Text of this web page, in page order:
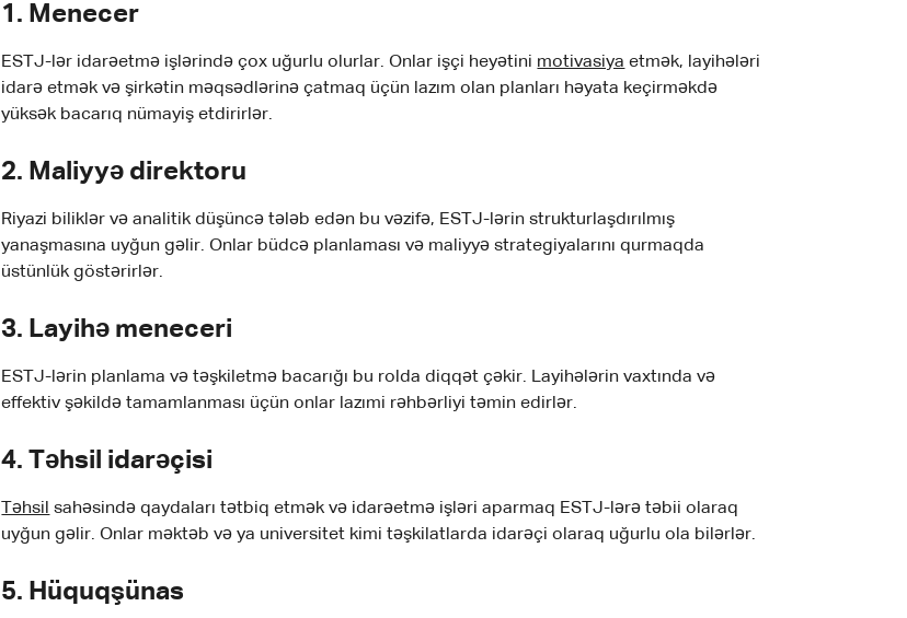
1. Menecer
ESTJ-lər idarəetmə işlərində çox uğurlu olurlar. Onlar işçi heyətini motivasiya etmək, layihələri
idarə etmək və şirkətin məqsədlərinə çatmaq üçün lazım olan planları həyata keçirməkdə
yüksək bacarıq nümayiş etdirirlər.
2. Maliyyə direktoru
Riyazi biliklər və analitik düşüncə tələb edən bu vəzifə, ESTJ-lərin strukturlaşdırılmış
yanaşmasına uyğun gəlir. Onlar büdcə planlaması və maliyyə strategiyalarını qurmaqda
üstünlük göstərirlər.
3. Layihə meneceri
ESTJ-lərin planlama və təşkiletmə bacarığı bu rolda diqqət çəkir. Layihələrin vaxtında və
effektiv şəkildə tamamlanması üçün onlar lazımi rəhbərliyi təmin edirlər.
4.Təhsil idarəçisi
Təhsil sahəsində qaydaları tətbiq etmək və idarəetmə işləri aparmaq ESTJ-lərə təbii olaraq
uyğun gəlir. Onlar məktəb və ya universitet kimi təşkilatlarda idarəçi olaraq uğurlu ola bilərlər.
5. Hüquqşünas